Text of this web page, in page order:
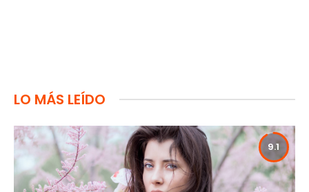
LO MÁS LEÍDO
9.1